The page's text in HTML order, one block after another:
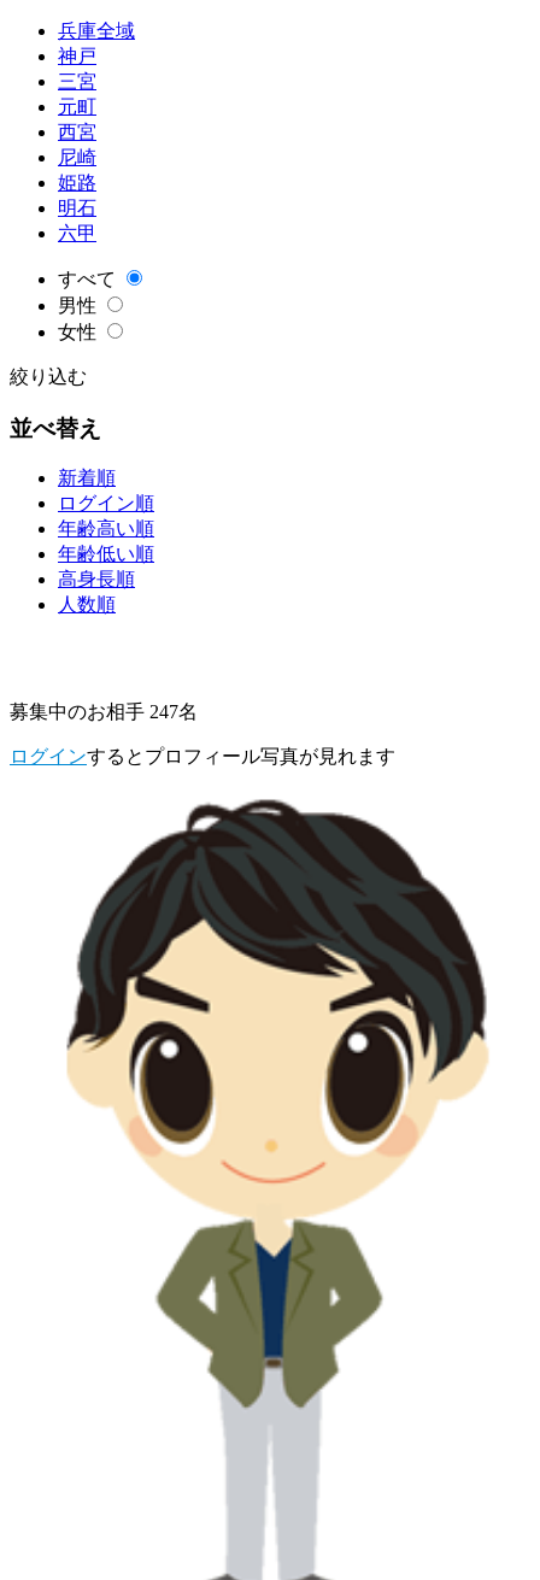
兵庫全域
神戸
三宮
元町
西宮
尼崎
姫路
明石
六甲
すべて
男性
女性
絞り込む
並べ替え
新着順
ログイン順
年齢高い順
年齢低い順
高身長順
人数順
募集中のお相手 247名
ログインするとプロフィール写真が見れます